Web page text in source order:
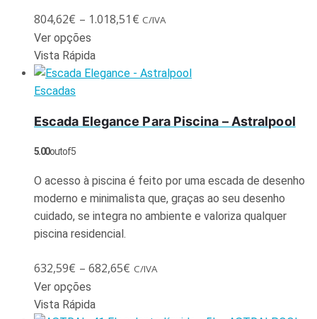
804,62€ – 1.018,51 € C/IVA
Ver opções
Vista Rápida
Escadas
Escada Elegance Para Piscina – Astralpool
5.00out of 5
O acesso à piscina é feito por uma escada de desenho
moderno e minimalista que, graças ao seu desenho
cuidado, se integra no ambiente e valoriza qualquer
piscina residencial.
632,59€ – 682,65€ C/IVA
Ver opções
Vista Rápida